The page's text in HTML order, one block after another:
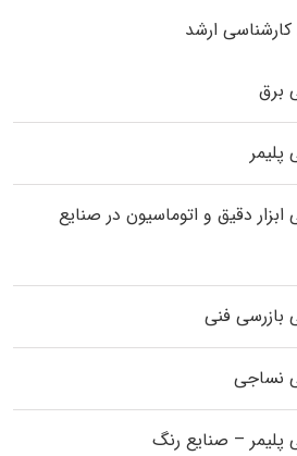
ارشد
برق
دقیق و اتوماسیون در صنایع
بازرسی فنی
نساجی
پلیمر – صنایع رنگ